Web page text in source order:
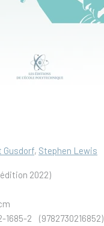
Gusdorf, Stephen Lewis
2022)
1685-2 (9782730216852)